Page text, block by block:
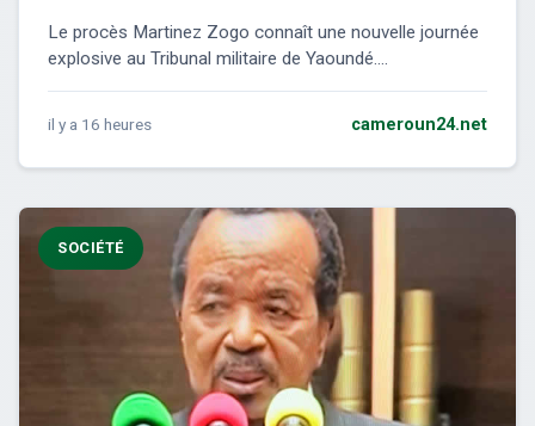
Le procès Martinez Zogo connaît une nouvelle journée
explosive au Tribunal militaire de Yaoundé....
il y a 16 heures cameroun24.net
SOCIÉTÉ